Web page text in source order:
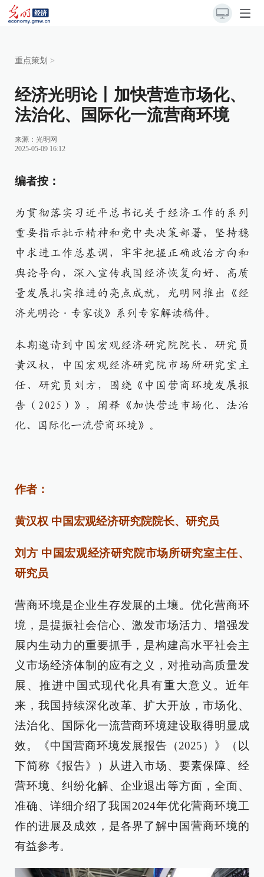
重点策划 >
经济光明论丨加快营造市场化、
法治化、国际化一流营商环境
来源： 光明网
2025-05-09 16:12
编者按：
为贯彻落实习近平总书记关于经济工作的系列
重要指示批示精神和党中央决策部署，坚持稳
中求进工作总基调，牢牢把握正确政治方向和
舆论导向，深入宣传我国经济恢复向好、高质
量发展扎实推进的亮点成就，光明网推出《经
济光明论·专家谈》系列专家解读稿件。
本期邀请到中国宏观经济研究院院长、研究员
黄汉权，中国宏观经济研究院市场所研究室主
任、研究员刘方，围绕《中国营商环境发展报
告（2025）》，阐释《加快营造市场化、法治
化、国际化一流营商环境》。
作者：
黄汉权 中国宏观经济研究院院长、研究员
刘方 中国宏观经济研究院市场所研究室主任、
研究员
营商环境是企业生存发展的土壤。优化营商环
境，是提振社会信心、激发市场活力、增强发
展内生动力的重要抓手，是构建高水平社会主
义市场经济体制的应有之义，对推动高质量发
展、推进中国式现代化具有重大意义。近年
来，我国持续深化改革、扩大开放，市场化、
法治化、国际化一流营商环境建设取得明显成
效。《中国营商环境发展报告（2025）》（以
下简称《报告》）从进入市场、要素保障、经
营环境、纠纷化解、企业退出等方面，全面、
准确、详细介绍了我国2024年优化营商环境工
作的进展及成效，是各界了解中国营商环境的
有益参考。